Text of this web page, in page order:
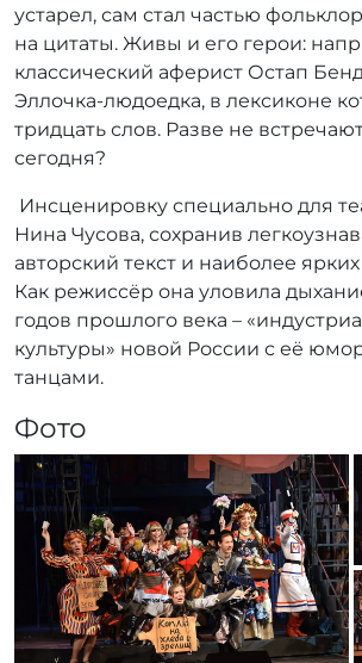
устарел, сам стал частью
на цитаты. Живы и его герои:
классический аферист Остап
Эллочка-людоедка, в лексиконе
тридцать слов. Разве не
сегодня?
Инсценировку специально для
Нина Чусова, сохранив
авторский текст и наиболее
Как режиссёр она уловила
годов прошлого века –
культуры» новой России с её
танцами.
Фото